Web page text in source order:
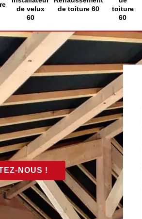
de velux
60
de toiture 60
toiture
60
NOUS !